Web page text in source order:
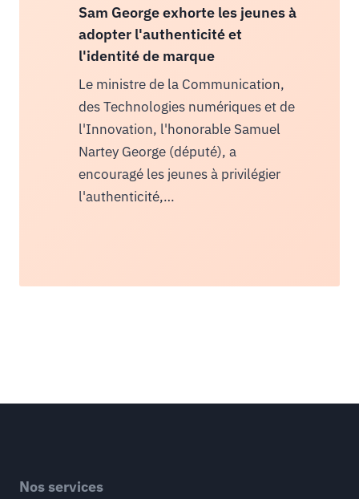
Sam George exhorte les jeunes à
adopter l'authenticité et
l'identité de marque
Le ministre de la Communication,
des Technologies numériques et de
l'Innovation, l'honorable Samuel
Nartey George (député), a
encouragé les jeunes à privilégier
l'authenticité,…
Nos services